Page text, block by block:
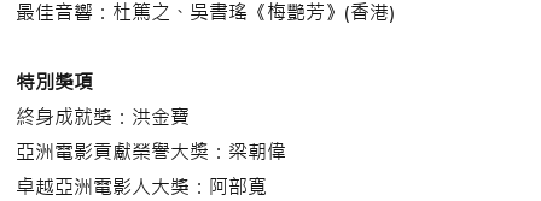
最佳音響：杜篤之、吳書瑤《梅艷芳》(香港)
特別獎項
終身成就獎：洪金寶
亞洲電影貢獻榮譽大奬：梁朝偉
卓越亞洲電影人大獎：阿部寬